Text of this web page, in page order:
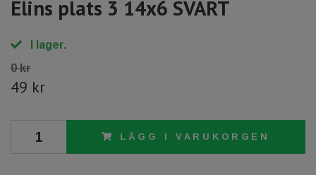
Elins plats 3 14x6 SVART
I lager.
0 kr
49 kr
LÄGG I VARUKORGEN